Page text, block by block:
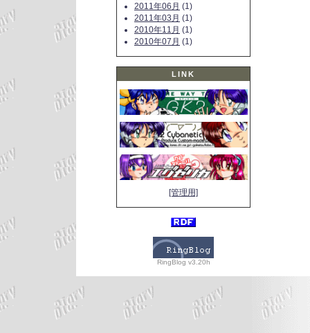
2011年06月 (1)
2011年03月 (1)
2010年11月 (1)
2010年07月 (1)
LINK
[管理用]
RingBlog v3.20h